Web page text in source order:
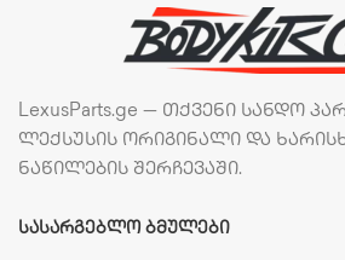
LexusParts.ge — თქვენი სანდო
ლექსუსის ორიგინალი და
ნაწილების შერჩევაში.
ᲡᲐᲡᲐᲠᲒᲔᲑᲚᲝ ᲑᲛᲣᲚᲔᲑᲘ